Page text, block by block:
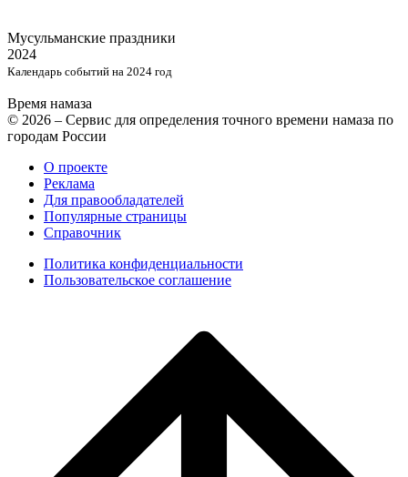
Мусульманские праздники
2024
Календарь событий на 2024 год
Время намаза
© 2026 – Сервис для определения точного времени намаза по
городам России
О проекте
Реклама
Для правообладателей
Популярные страницы
Справочник
Политика конфиденциальности
Пользовательское соглашение